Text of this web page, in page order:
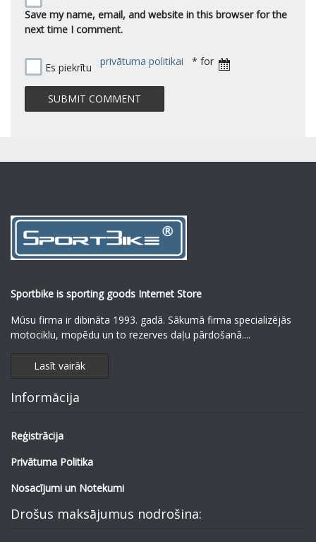
Save my name, email, and website in this browser for the
next time I comment.
Es piekrītu privātuma politikai * for
Sportbike is sporting goods Internet Store
Mūsu firma ir dibināta 1993. gadā. Sākumā firma specializējās
motociklu, mopēdu un to rezerves daļu pārdošanā....
Lasīt vairāk
Informācija
Reģistrācija
Privātuma Politika
Nosacījumi un Notekumi
Drošus maksājumus nodrošina: